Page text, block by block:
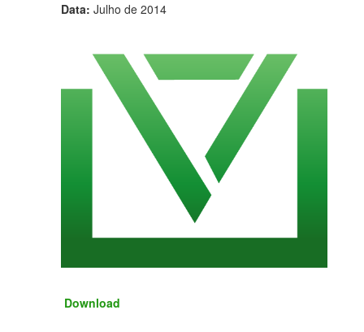
Data: Julho de 2014
Download